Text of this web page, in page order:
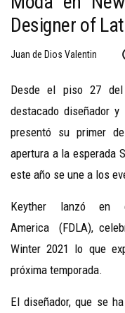
Designer of
Juan de Dios Valentin
Desde el piso 27
destacado diseñador
presentó su primer
apertura a la esperada
este año se une a los
Keyther lanzó en
America (FDLA),
Winter 2021 lo que
próxima temporada.
El diseñador, que se